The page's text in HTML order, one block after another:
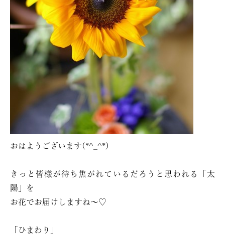
おはようございます(*^_^*)
きっと皆様が待ち焦がれているだろうと思われる「太
陽」を
お花でお届けしますね〜♡
「ひまわり」